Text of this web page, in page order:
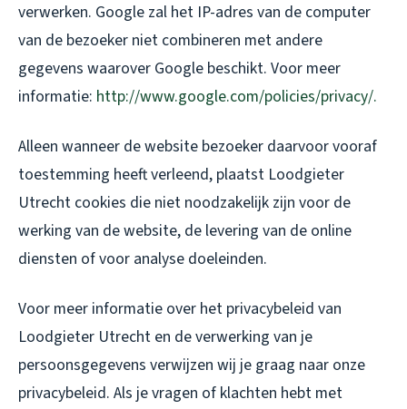
verwerken. Google zal het IP-adres van de computer
van de bezoeker niet combineren met andere
gegevens waarover Google beschikt. Voor meer
informatie: http://www.google.com/policies/privacy/.
Alleen wanneer de website bezoeker daarvoor vooraf
toestemming heeft verleend, plaatst Loodgieter
Utrecht cookies die niet noodzakelijk zijn voor de
werking van de website, de levering van de online
diensten of voor analyse doeleinden.
Voor meer informatie over het privacybeleid van
Loodgieter Utrecht en de verwerking van je
persoonsgegevens verwijzen wij je graag naar onze
privacybeleid. Als je vragen of klachten hebt met